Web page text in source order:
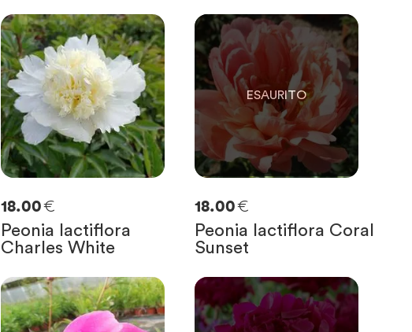
18.00€
Peonia lactiflora
Charles White
0
SOLO
RIMASTE
18.00€
Peonia lactiflora Coral
Sunset
0
SOLO 0RIMASTE